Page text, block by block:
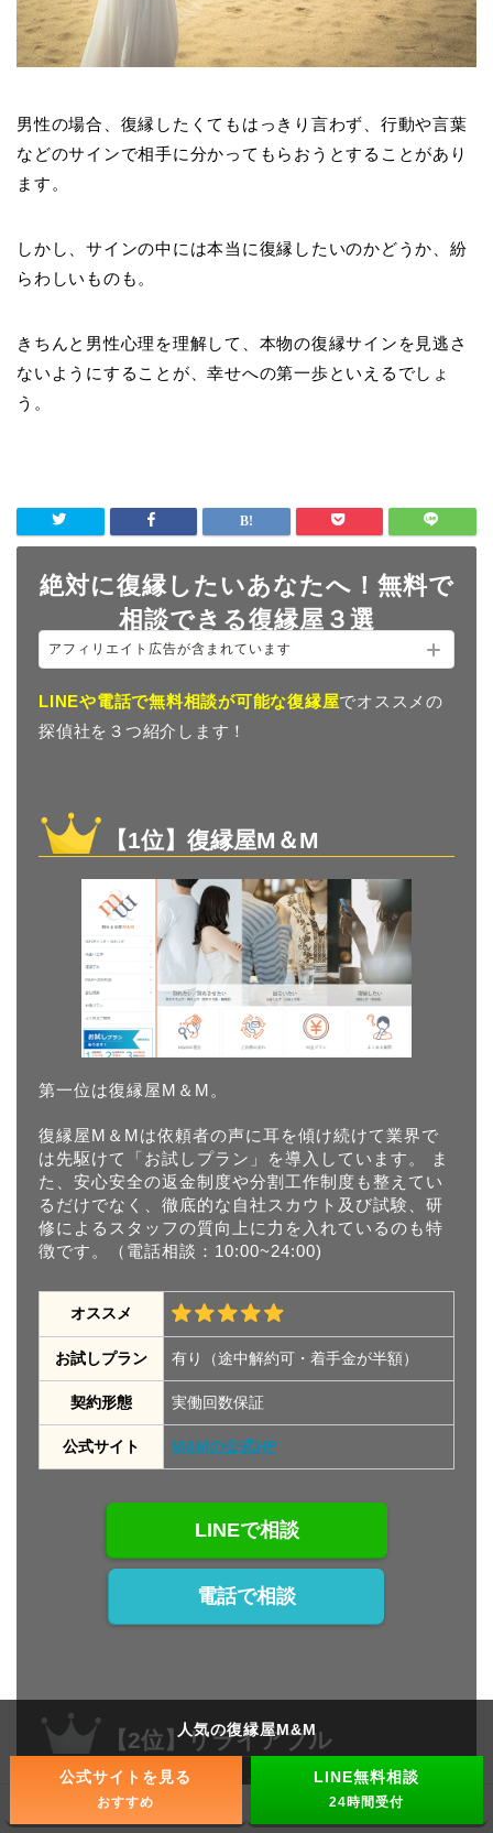
男性の場合、復縁したくてもはっきり言わず、行動や言葉
などのサインで相手に分かってもらおうとすることがあり
ます。
しかし、サインの中には本当に復縁したいのかどうか、紛
らわしいものも。
きちんと男性心理を理解して、本物の復縁サインを見逃さ
ないようにすることが、幸せへの第一歩といえるでしょ
う。
絶対に復縁したいあなたへ！無料で
相談できる復縁屋３選
アフィリエイト広告が含まれています
LINEや電話で無料相談が可能な復縁屋でオススメの
探偵社を３つ紹介します！
【1位】復縁屋M＆M
第一位は復縁屋M＆M。
復縁屋M＆Mは依頼者の声に耳を傾け続けて業界で
は先駆けて「お試しプラン」を導入しています。 ま
た、安心安全の返金制度や分割工作制度も整えてい
るだけでなく、徹底的な自社スカウト及び試験、研
修によるスタッフの質向上に力を入れているのも特
徴です。（電話相談：10:00~24:00)
オススメ
お試しプラン 有り（途中解約可・着手金が半額）
契約形態 実働回数保証
公式サイト M&Mの公式HP
LINEで相談
電話で相談
【2位】リライアブル
人気の復縁屋M&M
公式サイトを見る
おすすめ
LINE無料相談
24時間受付